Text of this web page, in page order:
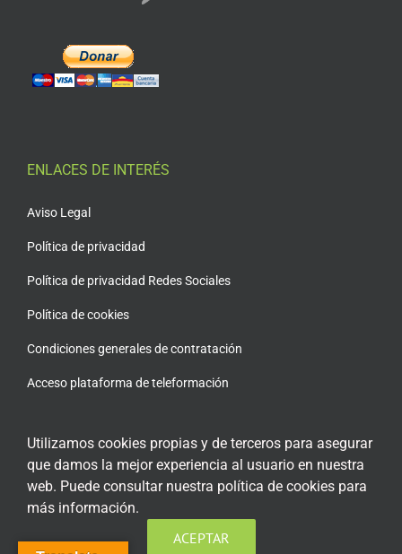
ENLACES DE INTERÉS
Aviso Legal
Política de privacidad
Política de privacidad Redes Sociales
Política de cookies
Condiciones generales de contratación
Acceso plataforma de teleformación
ENCUÉNTRANOS EN LAS REDES SOCIALES
Utilizamos cookies propias y de terceros para asegurar
que damos la mejor experiencia al usuario en nuestra
web. Puede consultar nuestra política de cookies para
más información.
ACEPTAR